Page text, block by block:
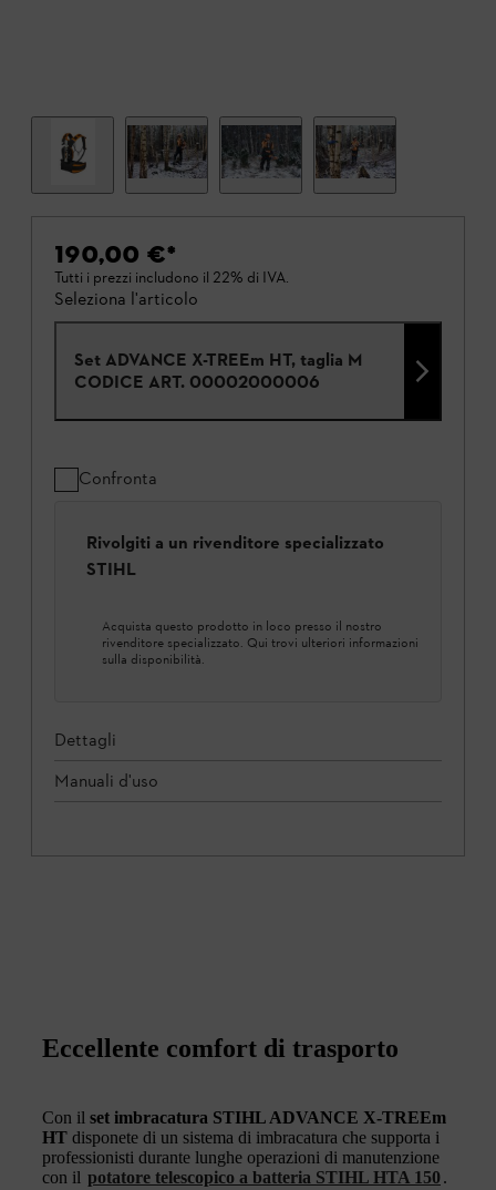
190,00 €*
Tutti i prezzi includono il 22% di IVA.
Seleziona l'articolo
Set ADVANCE X-TREEm HT, taglia M
CODICE ART. 00002000006
Confronta
Rivolgiti a un rivenditore specializzato
STIHL
Acquista questo prodotto in loco presso il nostro
rivenditore specializzato. Qui trovi ulteriori informazioni
sulla disponibilità.
Dettagli
Manuali d'uso
Eccellente comfort di trasporto
Con il set imbracatura STIHL ADVANCE X-TREEm
HT disponete di un sistema di imbracatura che supporta i
professionisti durante lunghe operazioni di manutenzione
con il potatore telescopico a batteria STIHL HTA 150.